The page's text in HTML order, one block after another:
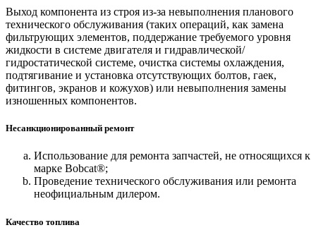
Выход компонента из строя из-за невыполнения планового
технического обслуживания (таких операций, как замена
фильтрующих элементов, поддержание требуемого уровня
жидкости в системе двигателя и гидравлической/
гидростатической системе, очистка системы охлаждения,
подтягивание и установка отсутствующих болтов, гаек,
фитингов, экранов и кожухов) или невыполнения замены
изношенных компонентов.
Несанкционированный ремонт
Использование для ремонта запчастей, не относящихся к
марке Bobcat®;
Проведение технического обслуживания или ремонта
неофициальным дилером.
Качество топлива